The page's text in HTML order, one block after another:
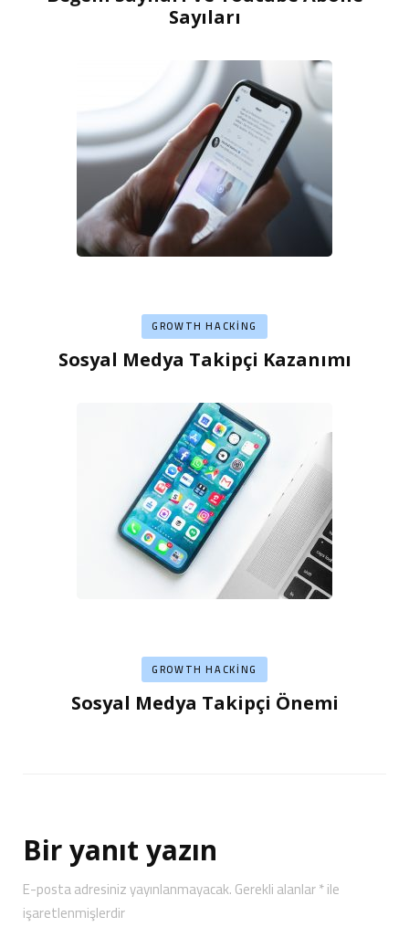
Sayıları
GROWTH HACKING
Sosyal Medya Takipçi Kazanımı
GROWTH HACKING
Sosyal Medya Takipçi Önemi
Bir yanıt yazın
E-posta adresiniz yayınlanmayacak.Gerekli alanlar*ile
işaretlenmişlerdir